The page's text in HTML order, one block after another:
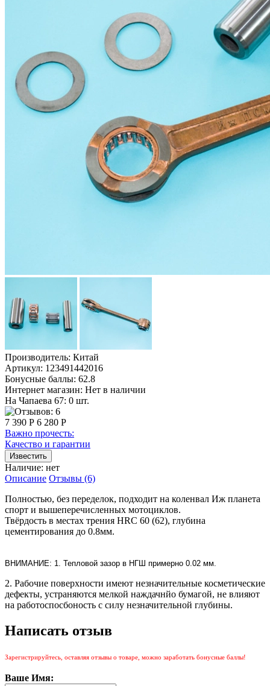
Производитель: Китай
Артикул: 123491442016
Бонусные баллы: 62.8
Интернет магазин: Нет в наличии
На Чапаева 67: 0 шт.
7 390 Р 6 280 Р
Важно прочесть:
Качество и гарантии
Наличие: нет
Описание Отзывы (6)
Полностью, без переделок, подходит на коленвал Иж планета
спорт и вышеперечисленных мотоциклов.
Твёрдость в местах трения HRC 60 (62), глубина
цементирования до 0.8мм.
ВНИМАНИЕ: 1. Тепловой зазор в НГШ примерно 0.02 мм.
2. Рабочие поверхности имеют незначительные косметические
дефекты, устраняются мелкой наждачнйо бумагой, не влияют
на работоспосбоность с силу незначительной глубины.
Написать отзыв
Зарегистрируйтесь, оставляя отзывы о товаре, можно заработать бонусные баллы!
Ваше Имя: